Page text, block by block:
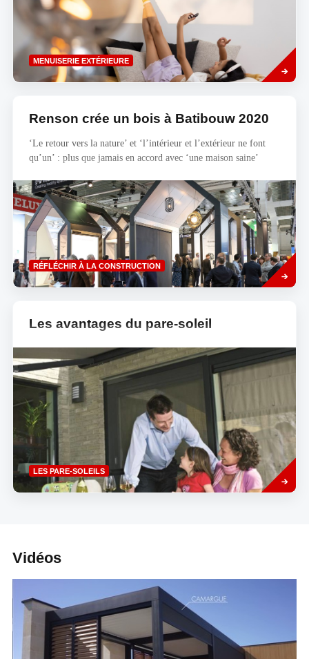
MENUISERIE EXTÉRIEURE
more
Renson crée un bois à Batibouw 2020
‘Le retour vers la nature’ et ‘l’intérieur et l’extérieur ne font
qu’un’ : plus que jamais en accord avec ‘une maison saine’
RÉFLÉCHIR À LA CONSTRUCTION
Savoir
plus
Les avantages du pare-soleil
LES PARE-SOLEILS
Read
more
Vidéos